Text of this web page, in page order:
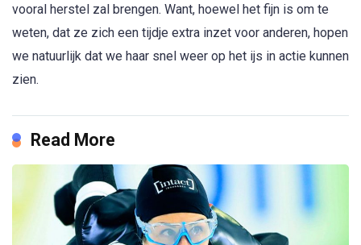
vooral herstel zal brengen. Want, hoewel het fijn is om te
weten, dat ze zich een tijdje extra inzet voor anderen, hopen
we natuurlijk dat we haar snel weer op het ijs in actie kunnen
zien.
Read More